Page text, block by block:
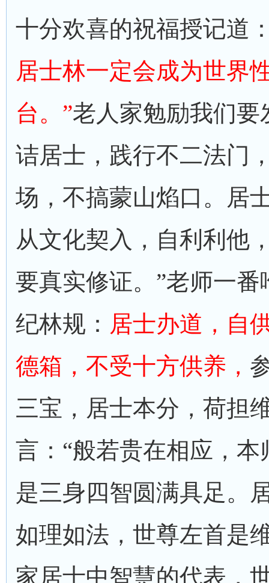
十分欢喜的祝福授记道
居士林一定会成为世界
台。”老人家勉励我们要
诘居士，践行不二法门
场，不搞蒙山焰口。居
从文化契入，自利利他
要真实修证。”老师一
纪林规： 居士办道，自
德箱，不受十方供养，
三宝，居士本分，荷担
言：“般若贵在相应，
是三身四智圆满具足。
如理如法，世尊左首是
家居士中智慧的代表，